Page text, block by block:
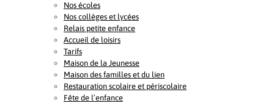
Nos écoles
Nos collèges et lycées
Relais petite enfance
Accueil de loisirs
Tarifs
Maison de la Jeunesse
Maison des familles et du lien
Restauration scolaire et périscolaire
Fête de l’enfance